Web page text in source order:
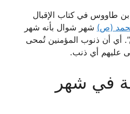
طاووس في كتاب الإقبال
محمد (ص) شهر شوال بأنه شهر
أي أن ذنوب المؤمنين تُمحى
عليهم أي ذنب.
في شهر